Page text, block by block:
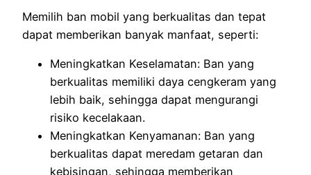
Memilih ban mobil yang berkualitas dan tepat
dapat memberikan banyak manfaat, seperti:
Meningkatkan Keselamatan: Ban yang
berkualitas memiliki daya cengkeram yang
lebih baik, sehingga dapat mengurangi
risiko kecelakaan.
Meningkatkan Kenyamanan: Ban yang
berkualitas dapat meredam getaran dan
kebisingan, sehingga memberikan